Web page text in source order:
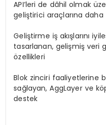
API’leri de dâhil olmak
geliştirici araçlarına
Geliştirme iş akışlarını
tasarlanan, gelişmiş veri
özellikleri
Blok zinciri faaliyetlerine
sağlayan, AggLayer ve
destek